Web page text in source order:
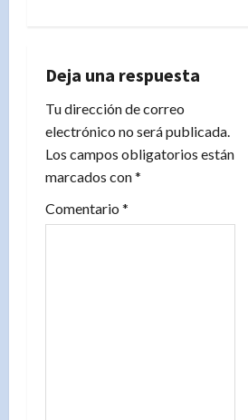
ó
n
d
e
Deja una respuesta
Tu dirección de correo
electrónico no será publicada.
Los campos obligatorios están
marcados con*
Comentario *